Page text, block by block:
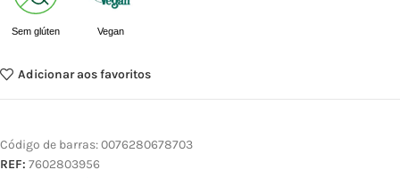
Sem glúten Vegan
Adicionar aos favoritos
Código de barras:0076280678703
REF: 7602803956